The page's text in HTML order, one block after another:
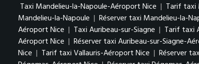
Taxi Mandelieu-la-Napoule-Aéroport Nice | Tarif taxi
Mandelieu-la-Napoule | Réserver taxi Mandelieu-la-
Aéroport Nice | Taxi Auribeau-sur-Siagne | Tarif taxi
Aéroport Nice | Réserver taxi Auribeau-sur-Siagne-
Nice | Tarif taxi Vallauris-Aéroport Nice | Réserver